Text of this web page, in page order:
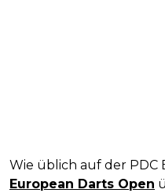
Wie üblich auf der PDC
European Darts Open